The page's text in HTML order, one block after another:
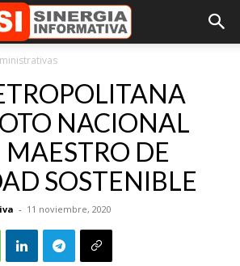
NACIONAL
DE
SOSTENIBLE
- 11 noviembre, 2020